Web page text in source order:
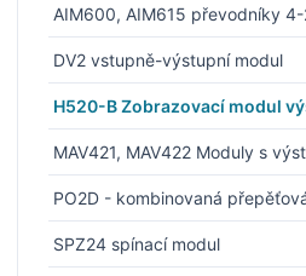
AIM600, AIM615 převodníky
DV2 vstupně-výstupní modul
H520-B Zobrazovací modul
MAV421, MAV422 Moduly s
PO2D - kombinovaná
SPZ24 spínací modul